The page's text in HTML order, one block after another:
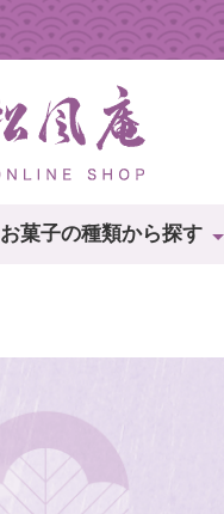
お菓子の種類から探す